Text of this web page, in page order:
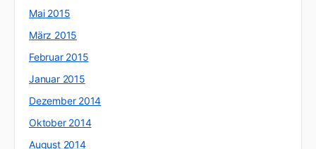
Mai 2015
März 2015
Februar 2015
Januar 2015
Dezember 2014
Oktober 2014
August 2014